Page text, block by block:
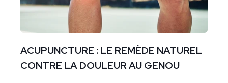
ACUPUNCTURE : LE REMÈDE NATUREL
CONTRE LA DOULEUR AU GENOU